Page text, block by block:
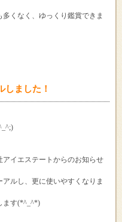
くなく、ゆっくり鑑賞できま
しました！
イエステートからのお知らせ
ルし、更に使いやすくなりま
ます(*^_^*)